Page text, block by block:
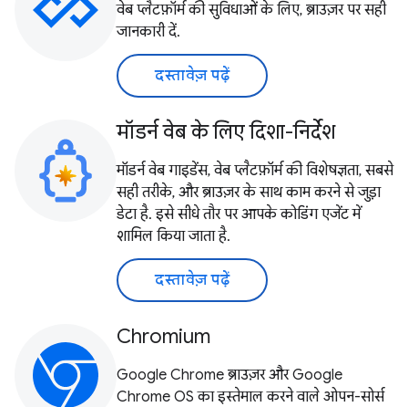
वेब प्लैटफ़ॉर्म की सुविधाओं के लिए, ब्राउज़र पर सही
जानकारी दें.
दस्तावेज़ पढ़ें
मॉडर्न वेब के लिए दिशा-निर्देश
मॉडर्न वेब गाइडेंस, वेब प्लैटफ़ॉर्म की विशेषज्ञता, सबसे
सही तरीके, और ब्राउज़र के साथ काम करने से जुड़ा
डेटा है. इसे सीधे तौर पर आपके कोडिंग एजेंट में
शामिल किया जाता है.
दस्तावेज़ पढ़ें
Chromium
Google Chrome ब्राउज़र और Google
Chrome OS का इस्तेमाल करने वाले ओपन-सोर्स